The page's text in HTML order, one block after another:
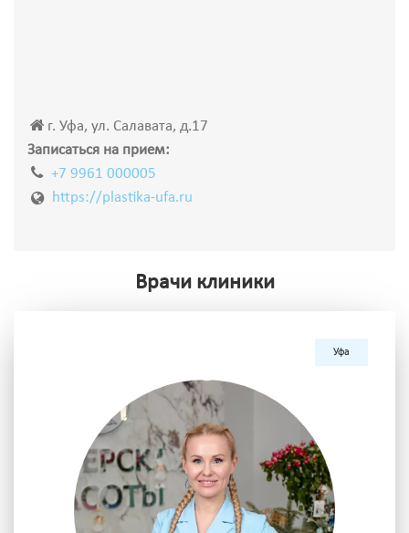
г. Уфа, ул. Салавата, д.17
Записаться на прием:
+7 9961 000005
https://plastika-ufa.ru
Врачи клиники
Уфа